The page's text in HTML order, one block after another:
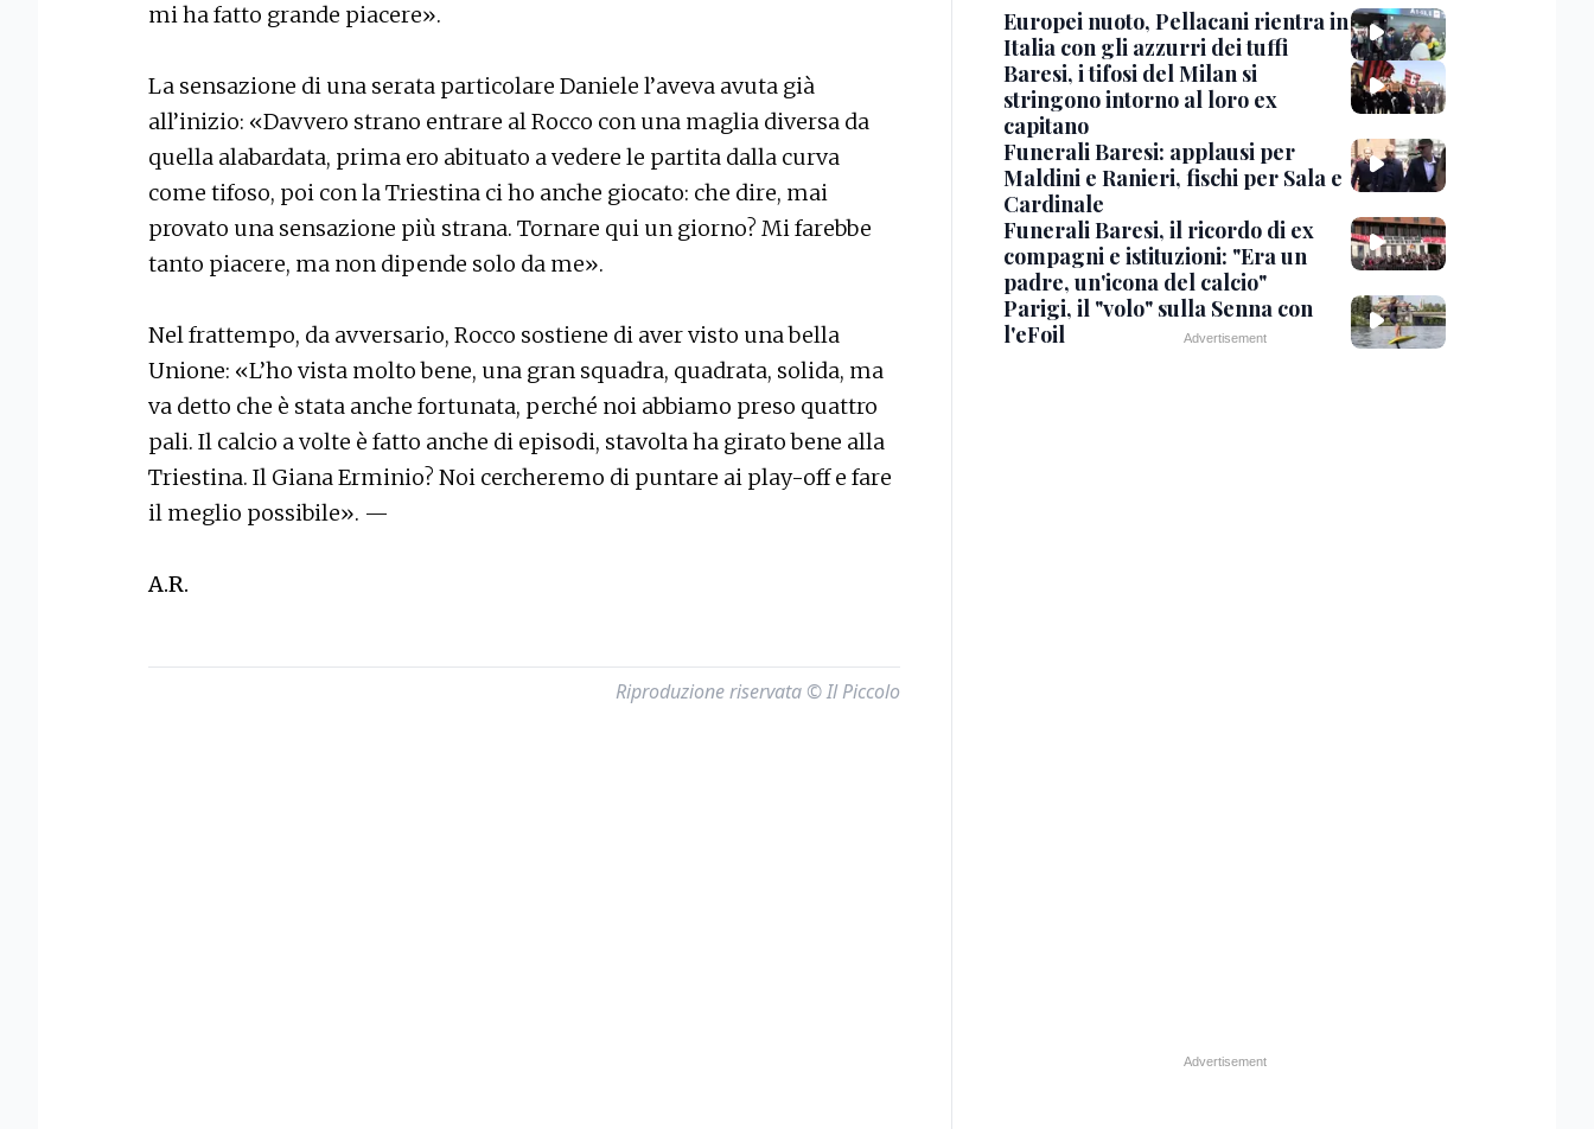
mi ha fatto grande piacere».
La sensazione di una serata particolare Daniele l’aveva avuta già
all’inizio: «Davvero strano entrare al Rocco con una maglia diversa da
quella alabardata, prima ero abituato a vedere le partita dalla curva
come tifoso, poi con la Triestina ci ho anche giocato: che dire, mai
provato una sensazione più strana. Tornare qui un giorno? Mi farebbe
tanto piacere, ma non dipende solo da me».
Nel frattempo, da avversario, Rocco sostiene di aver visto una bella
Unione: «L’ho vista molto bene, una gran squadra, quadrata, solida, ma
va detto che è stata anche fortunata, perché noi abbiamo preso quattro
pali. Il calcio a volte è fatto anche di episodi, stavolta ha girato bene alla
Triestina. Il Giana Erminio? Noi cercheremo di puntare ai play-off e fare
il meglio possibile». —
A.R.
Riproduzione riservata © Il Piccolo
Europei nuoto, Pellacani rientra in
Italia con gli azzurri dei tuffi
Baresi, i tifosi del Milan si
stringono intorno al loro ex
capitano
Funerali Baresi: applausi per
Maldini e Ranieri, fischi per Sala e
Cardinale
Funerali Baresi, il ricordo di ex
compagni e istituzioni: "Era un
padre, un'icona del calcio"
Parigi, il "volo" sulla Senna con
l'eFoil